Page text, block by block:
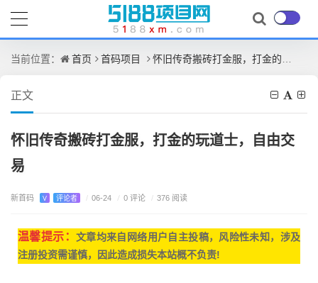
当前位置： 首页 首码项目 怀旧传奇搬砖打金服，打金的玩道士，自由交易
正文
怀旧传奇搬砖打金服，打金的玩道士，自由交
易
新首码 V 评论者 / 06-24 / 0 评论 / 376 阅读
温馨提示： 文章均来自网络用户自主投稿， 风险性未知，涉及
注册投资需谨慎，因此造成损失本站概不负责!